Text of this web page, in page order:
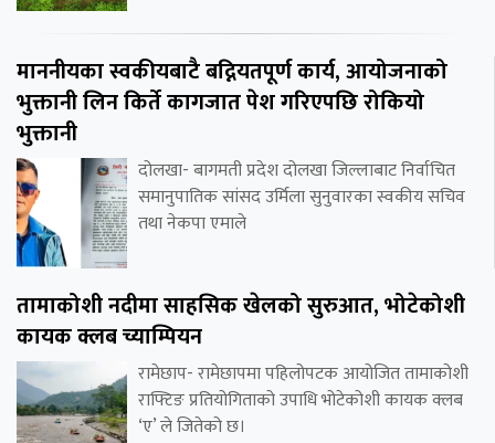
माननीयका स्वकीयबाटै बद्नियतपूर्ण कार्य, आयोजनाको
भुक्तानी लिन किर्ते कागजात पेश गरिएपछि रोकियो
भुक्तानी
दोलखा- बागमती प्रदेश दोलखा जिल्लाबाट निर्वाचित
समानुपातिक सांसद उर्मिला सुनुवारका स्वकीय सचिव
तथा नेकपा एमाले
तामाकोशी नदीमा साहसिक खेलको सुरुआत, भोटेकोशी
कायक क्लब च्याम्पियन
रामेछाप- रामेछापमा पहिलोपटक आयोजित तामाकोशी
राफ्टिङ प्रतियोगिताको उपाधि भोटेकोशी कायक क्लब
‘ए’ ले जितेको छ।